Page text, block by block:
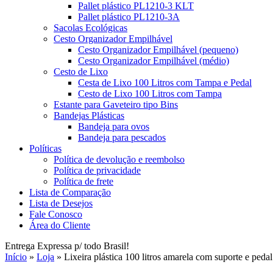
Pallet plástico PL1210-3 KLT
Pallet plástico PL1210-3A
Sacolas Ecológicas
Cesto Organizador Empilhável
Cesto Organizador Empilhável (pequeno)
Cesto Organizador Empilhável (médio)
Cesto de Lixo
Cesta de Lixo 100 Litros com Tampa e Pedal
Cesto de Lixo 100 Litros com Tampa
Estante para Gaveteiro tipo Bins
Bandejas Plásticas
Bandeja para ovos
Bandeja para pescados
Políticas
Política de devolução e reembolso
Política de privacidade
Política de frete
Lista de Comparação
Lista de Desejos
Fale Conosco
Área do Cliente
Entrega Expressa p/ todo Brasil!
Início » Loja » Lixeira plástica 100 litros amarela com suporte e